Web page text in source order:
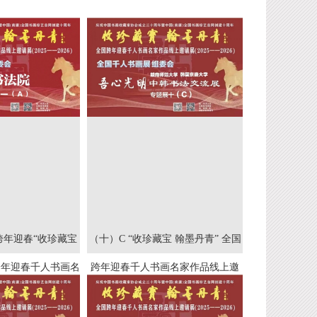
迎春“收珍藏宝
迎春千人书画名
(2025--2026）
（十）C “收珍藏宝 翰墨丹青” 全国
跨年迎春千人书画名家作品线上邀
请展(2025--2026）